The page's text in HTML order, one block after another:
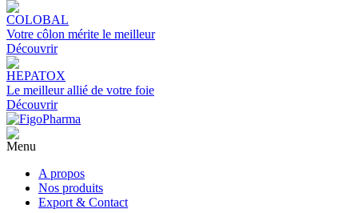
COLOBAL
Votre côlon mérite le meilleur
Découvrir
HEPATOX
Le meilleur allié de votre foie
Découvrir
Menu
A propos
Nos produits
Export & Contact